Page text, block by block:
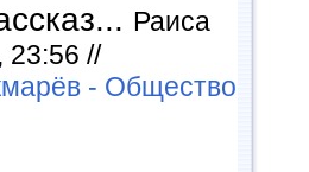
Раиса
23:56 //
- Общество